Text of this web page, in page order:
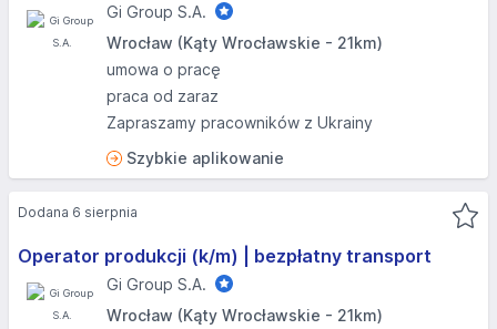
Gi Group S.A.
Wrocław (Kąty Wrocławskie - 21km)
umowa o pracę
praca od zaraz
Zapraszamy pracowników z Ukrainy
Szybkie aplikowanie
Operator produkcji (k/m) | bezpłatny transport
Gi Group S.A.
Wrocław (Kąty Wrocławskie - 21km)
Dodana 6 sierpnia